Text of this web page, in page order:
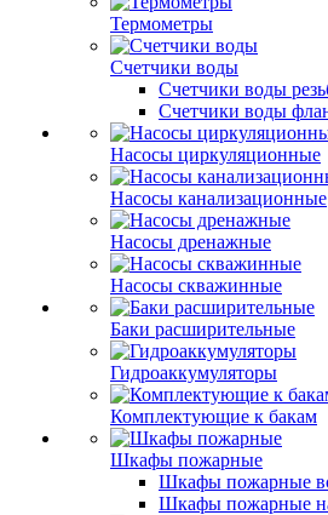
Термометры
Счетчики воды
Счетчики воды
Счетчики воды
Насосы циркуляционные
Насосы канализационные
Насосы дренажные
Насосы скважинные
Баки расширительные
Гидроаккумуляторы
Комплектующие к бакам
Шкафы пожарные
Шкафы пожарные
Шкафы пожарные